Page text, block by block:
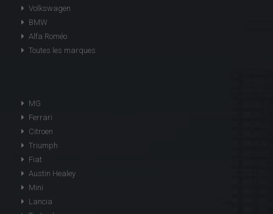
Volkswagen
BMW
Alfa Roméo
Toutes les marques
MG
Ferrari
Citroen
Triumph
Fiat
Austin Healey
Mini
Lancia